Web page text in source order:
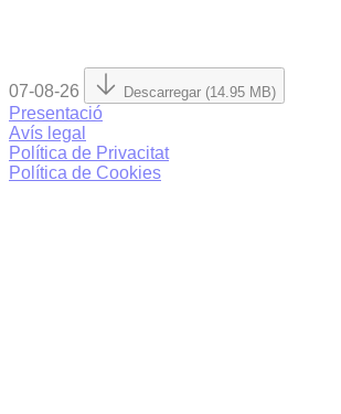
07-08-26 Descarregar (14.95 MB)
Presentació
Avís legal
Política de Privacitat
Política de Cookies